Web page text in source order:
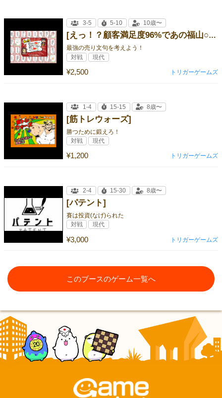
[えっ！？顧客満足度96%であの福山○治が愛用している家が今なら100円なんですか！？]
最強の売り文句を考えよう！
¥2,500
3-5 5-10 10歳〜
対戦 現代
トリガーゲームズ
[筋トレウォーズ]
勝つために鍛えろ！
¥1,200
1-4 15-15 8歳〜
対戦 現代
トリガーゲームズ
[パテント]
賽は投資(なげ)られた
¥3,000
2-4 15-30 8歳〜
対戦 現代
トリガーゲームズ
このブースのゲーム一覧へ